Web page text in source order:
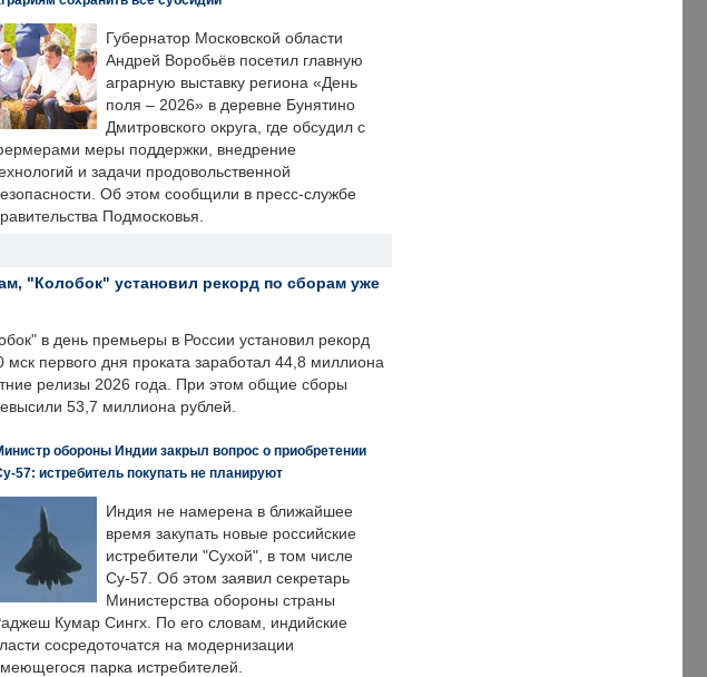
Губернатор Московской области
Андрей Воробьёв посетил главную
аграрную выставку региона «День
поля – 2026» в деревне Бунятино
Дмитровского округа, где обсудил с
меры поддержки, внедрение
и задачи продовольственной
Об этом сообщили в пресс-службе
Подмосковья.
"Колобок" установил рекорд по сборам уже
в день премьеры в России установил рекорд
первого дня проката заработал 44,8 миллиона
релизы 2026 года. При этом общие сборы
53,7 миллиона рублей.
обороны Индии закрыл вопрос о приобретении
57: истребитель покупать не планируют
Индия не намерена в ближайшее
время закупать новые российские
истребители "Сухой", в том числе
Су-57. Об этом заявил секретарь
Министерства обороны страны
Кумар Сингх. По его словам, индийские
сосредоточатся на модернизации
парка истребителей.